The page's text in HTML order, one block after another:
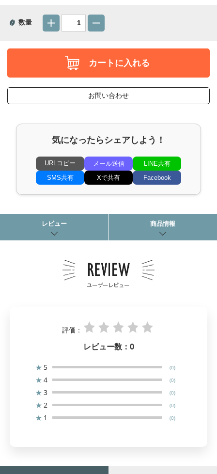
数量
カートに入れる
お問い合わせ
気になったらシェアしよう！
URLコピー メール送信
LINE共有
SMS共有
Xで共有 Facebook
レビュー 商品情報
評価：
レビュー数： 0
★ 5 (0)
★ 4 (0)
★ 3 (0)
★ 2 (0)
★ 1 (0)